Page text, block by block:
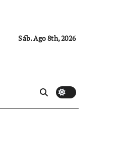
Sáb. Ago 8th, 2026